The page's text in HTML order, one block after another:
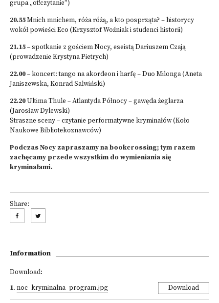
grupa „ot!czytanie”)
20.55Mnich mnichem, róża różą, a kto posprząta? – historycy
wokół powieści Eco (Krzysztof Woźniak i studenci historii)
21.15– spotkanie z gościem Nocy, eseistą Dariuszem Czają
(prowadzenie Krystyna Pietrych)
22.00– koncert: tango na akordeon i harfę – Duo Milonga (Aneta
Janiszewska, Konrad Salwiński)
22.20Ultima Thule – Atlantyda Północy – gawęda żeglarza
(Jarosław Dylewski)
Straszne sceny – czytanie performatywne kryminałów (Koło
Naukowe Bibliotekoznawców)
Podczas Nocy zapraszamy na bookcrossing; tym razem
zachęcamy przede wszystkim do wymieniania się
kryminałami.
Share:
Information
Download:
1. noc_kryminalna_program.jpg Download